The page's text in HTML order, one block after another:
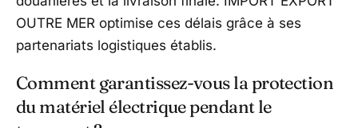
OUTRE MER optimise ces délais grâce à ses
partenariats logistiques établis.
Comment garantissez-vous la protection
du matériel électrique pendant le